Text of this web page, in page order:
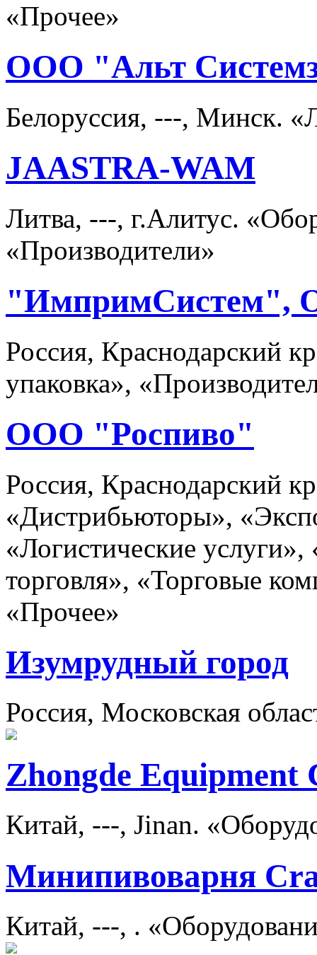
«Прочее»
ООО "Альт
Белоруссия, ---, Минск.
JAASTRA-WAM
Литва, ---, г.Алитус.
«Производители»
"ИмпримСистем",
Россия, Краснодарский
упаковка»,
ООО "Роспиво"
Россия, Краснодарский
«Дистрибьюторы»,
«Логистические
торговля», «Торговые
«Прочее»
Изумрудный город
Россия, Московская
Zhongde Equipment
Китай, ---, Jinan.
Минипивоварня
Китай, ---, .